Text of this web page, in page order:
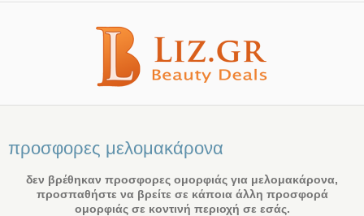
προσφορες μελομακάρονα
δεν βρέθηκαν προσφορες ομορφιάς για μελομακάρονα,
προσπαθήστε να βρείτε σε κάποια άλλη προσφορά
ομορφιάς σε κοντινή περιοχή σε εσάς.